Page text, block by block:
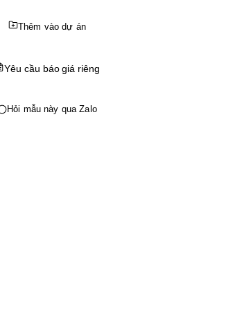
Thêm vào dự án
Yêu cầu báo giá riêng
Hỏi mẫu này qua Zalo